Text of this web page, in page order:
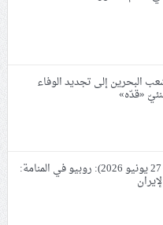
شعب البحرين إلى تجديد الوفاء
«قدّه»
حدث الأسبوع (السبت – 27 يونيو 2026): روبيو في المنامة: